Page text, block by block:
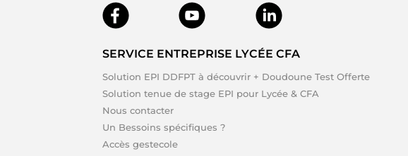
SERVICE ENTREPRISE LYCÉE CFA
Solution EPI DDFPT à découvrir + Doudoune Test Offerte
Solution tenue de stage EPI pour Lycée & CFA
Nous contacter
Un Bessoins spécifiques ?
Accès gestecole